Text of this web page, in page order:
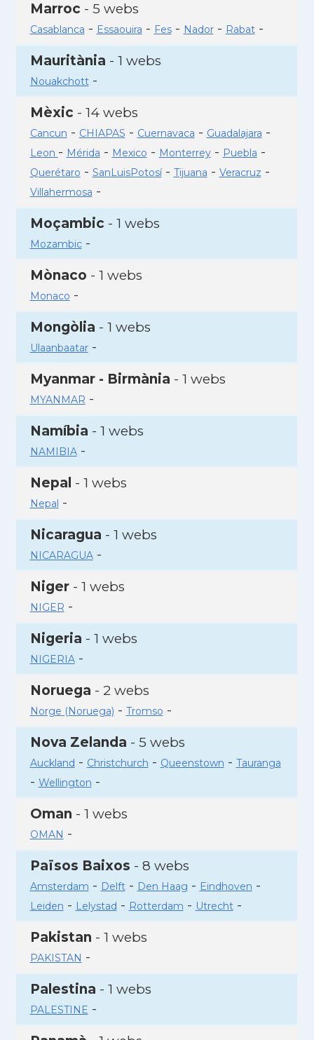
Marroc - 5 webs
Casablanca - Essaouira - Fes- Nador- Rabat-
Mauritània - 1 webs
Nouakchott-
Mèxic - 14 webs
Cancun - CHIAPAS - Cuernavaca - Guadalajara -
Leon - Mérida - Mexico - Monterrey- Puebla -
Querétaro - SanLuisPotosí- Tijuana - Veracruz -
Villahermosa -
Moçambic - 1 webs
Mozambic-
Mònaco - 1 webs
Monaco -
Mongòlia - 1 webs
Ulaanbaatar-
Myanmar - Birmània - 1 webs
MYANMAR -
Namíbia - 1 webs
NAMIBIA-
Nepal - 1 webs
Nepal -
Nicaragua - 1 webs
NICARAGUA-
Niger- 1 webs
NIGER -
Nigeria - 1 webs
NIGERIA-
Noruega - 2 webs
Norge (Noruega) - Tromso -
Nova Zelanda - 5 webs
Auckland - Christchurch - Queenstown - Tauranga
- Wellington -
Oman - 1 webs
OMAN -
Països Baixos - 8 webs
Amsterdam - Delft- Den Haag - Eindhoven -
Leiden - Lelystad - Rotterdam - Utrecht-
Pakistan - 1 webs
PAKISTAN -
Palestina - 1 webs
PALESTINE -